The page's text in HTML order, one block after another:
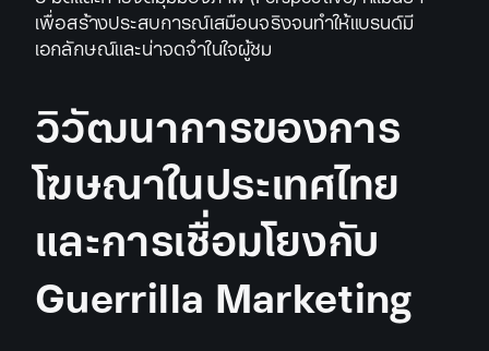
เพื่อสร้างประสบการณ์เสมือนจริงจนทำให้แบรนด์มี
เอกลักษณ์และน่าจดจำในใจผู้ชม
วิวัฒนาการของการ
โฆษณาในประเทศไทย
และการเชื่อมโยงกับ
Guerrilla Marketing